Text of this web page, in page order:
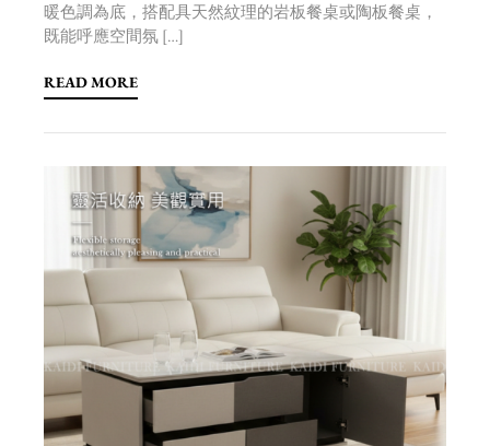
暖色調為底，搭配具天然紋理的岩板餐桌或陶板餐桌，
既能呼應空間氛 […]
READ MORE